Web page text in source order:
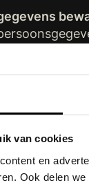
van cookies
en
Ook delen
met
die jouw
om te
blijft